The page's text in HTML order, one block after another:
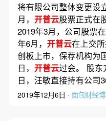
将有限公司整体变更设
月， 开普云股票正式在
2019年3月，公司股票
年6月， 开普云在上交
创板上市，保荐机构为
日， 开普云过会。 股东
日，汪敏直接持有公
2019年12月6日 · 面包财经